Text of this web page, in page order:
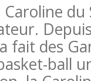
fait des
ball